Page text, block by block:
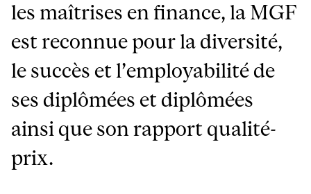
les maîtrises en finance, la MGF
est reconnue pour la diversité,
le succès et l’employabilité de
ses diplômées et diplômées
ainsi que son rapport qualité-
prix.